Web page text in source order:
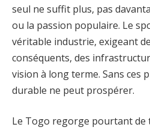
seul ne suffit plus, pas
ou la passion populaire. Le
véritable industrie, exigeant
conséquents, des
vision à long terme. Sans ces
durable ne peut prospérer.
Le Togo regorge pourtant de